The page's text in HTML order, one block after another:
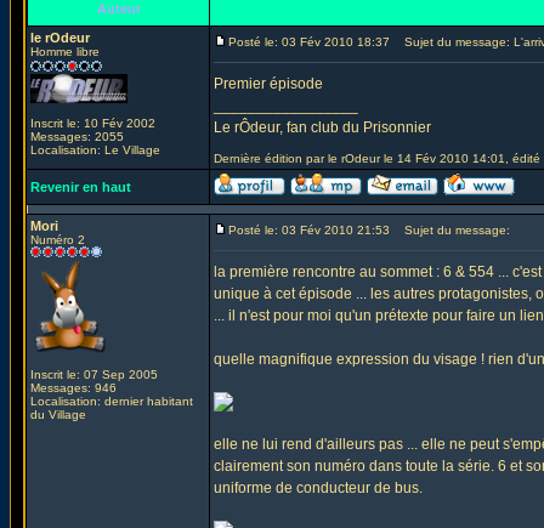
Auteur
le rOdeur
Homme libre
Inscrit le: 10 Fév 2002
Messages: 2055
Localisation: Le Village
Posté le: 03 Fév 2010 18:37 Sujet du message:
Premier épisode
Le rÔdeur, fan club du Prisonnier
Dernière édition par le rOdeur le 14 Fév 2010 14:01, édité
Revenir en haut
Mori
Numéro 2
Inscrit le: 07 Sep 2005
Messages: 946
Localisation: dernier habitant
du Village
Posté le: 03 Fév 2010 21:53 Sujet du message:
la première rencontre au sommet : 6 & 554 ...
unique à cet épisode ... les autres protagonistes,
... il n'est pour moi qu'un prétexte pour faire un
quelle magnifique expression du visage ! rien
elle ne lui rend d'ailleurs pas ... elle ne peut
clairement son numéro dans toute la série. 6 et
uniforme de conducteur de bus.